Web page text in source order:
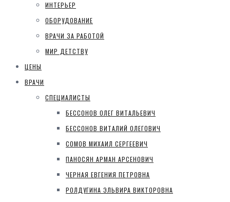
ИНТЕРЬЕР
ОБОРУДОВАНИЕ
ВРАЧИ ЗА РАБОТОЙ
МИР ДЕТСТВУ
ЦЕНЫ
ВРАЧИ
СПЕЦИАЛИСТЫ
БЕССОНОВ ОЛЕГ ВИТАЛЬЕВИЧ
БЕССОНОВ ВИТАЛИЙ ОЛЕГОВИЧ
СОМОВ МИХАИЛ СЕРГЕЕВИЧ
ПАНОСЯН АРМАН АРСЕНОВИЧ
ЧЕРНАЯ ЕВГЕНИЯ ПЕТРОВНА
РОЛДУГИНА ЭЛЬВИРА ВИКТОРОВНА